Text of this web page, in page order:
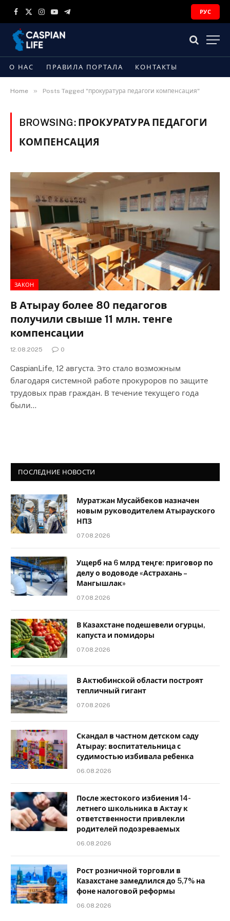
Facebook
X
Instagram
YouTubeTelegram
РУС
О НАС ПРАВИЛА ПОРТАЛА КОНТАКТЫ
Home » Posts Tagged "прокуратура педагоги компенсация"
BROWSING: ПРОКУРАТУРА ПЕДАГОГИ
КОМПЕНСАЦИЯ
ЗАКОН
В Атырау более 80 педагогов
получили свыше 11 млн. тенге
компенсации
12.08.2025 0
CaspianLife, 12 августа. Это стало возможным
благодаря системной работе прокуроров по защите
трудовых прав граждан. В течение текущего года
были…
ПОСЛЕДНИЕ НОВОСТИ
Муратжан Мусайбеков назначен
новым руководителем Атырауского
НПЗ
07.08.2026
Ущерб на 6 млрд теңге: приговор по
делу о водоводе «Астрахань –
Мангышлак»
07.08.2026
В Казахстане подешевели огурцы,
капуста и помидоры
07.08.2026
В Актюбинской области построят
тепличный гигант
07.08.2026
Скандал в частном детском саду
Атырау: воспитательница с
судимостью избивала ребенка
06.08.2026
После жестокого избиения 14-
летнего школьника в Актау к
ответственности привлекли
родителей подозреваемых
06.08.2026
Рост розничной торговли в
Казахстане замедлился до 5,7% на
фоне налоговой реформы
06.08.2026